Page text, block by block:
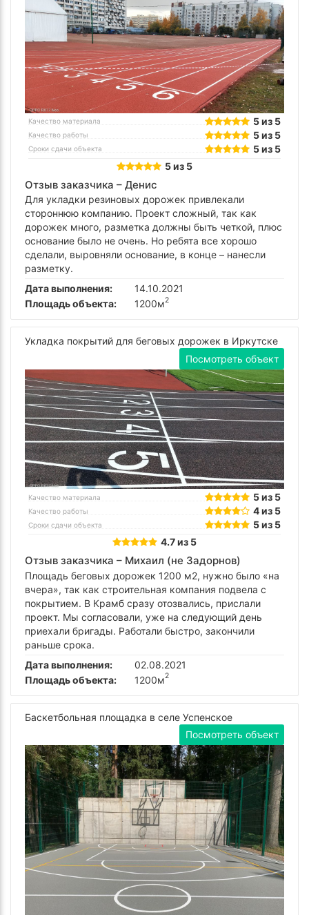
Качество материала 5 из 5
Качество работы 5 из 5
Сроки сдачи объекта
5 из 5
5 из 5
Отзыв заказчика – Денис
Для укладки резиновых дорожек привлекали
стороннюю компанию. Проект сложный, так как
дорожек много, разметка должны быть четкой, плюс
основание было не очень. Но ребята все хорошо
сделали, выровняли основание, в конце – нанесли
разметку.
Дата выполнения:
14.10.2021
Площадь объекта:
1200м2
Укладка покрытий для беговых дорожек в Иркутске
Посмотреть объект
Качество материала 5 из 5
Качество работы 4 из 5
Сроки сдачи объекта
5 из 5
4.7 из 5
Отзыв заказчика – Михаил (не Задорнов)
Площадь беговых дорожек 1200 м2, нужно было «на
вчера», так как строительная компания подвела с
покрытием. В Крамб сразу отозвались, прислали
проект. Мы согласовали, уже на следующий день
приехали бригады. Работали быстро, закончили
раньше срока.
Дата выполнения:
02.08.2021
Площадь объекта:
1200м2
Баскетбольная площадка в селе Успенское
Посмотреть объект